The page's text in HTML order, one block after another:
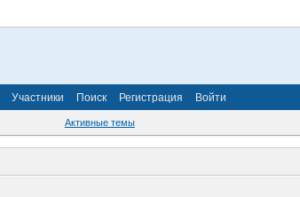
Участники Поиск Регистрация Войти
Активные темы